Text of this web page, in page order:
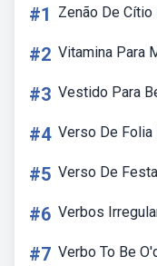
#1 Zenão De Cítio
#2 Vitamina Para
#3 Vestido Para
#4 Verso De Folia
#5 Verso De
#6 Verbos
#7 Verbo To Be